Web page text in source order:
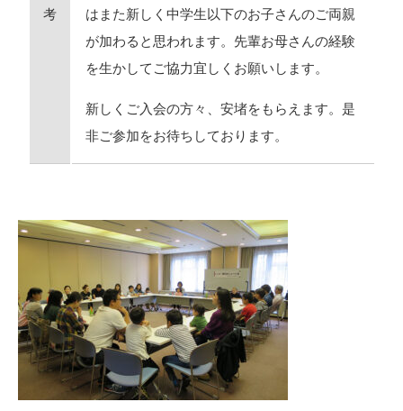
考
はまた新しく中学生以下のお子さんのご両親
が加わると思われます。先輩お母さんの経験
を生かしてご協力宜しくお願いします。
新しくご入会の方々、安堵をもらえます。是
非ご参加をお待ちしております。